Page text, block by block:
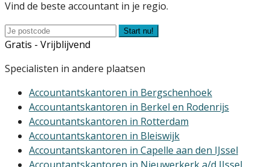
Vind de beste accountant in je regio.
Start nu!
Gratis - Vrijblijvend
Specialisten in andere plaatsen
Accountantskantoren in Bergschenhoek
Accountantskantoren in Berkel en Rodenrijs
Accountantskantoren in Rotterdam
Accountantskantoren in Bleiswijk
Accountantskantoren in Capelle aan den IJssel